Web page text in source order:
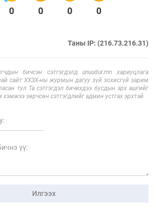
0 0 0 0
Таны IP: (216.73.216.31)
бичсэн сэтгэгдэлд unuudur.mn хариуцлага
сайт ХХЗХ-ны журмын дагуу зүй зохисгүй зарим
тул Та сэтгэгдэл бичихдээ бусдын эрх ашгийг
хэмжээ зөрчсөн сэтгэгдлийг админ устгах эрхтэй.
Илгээх